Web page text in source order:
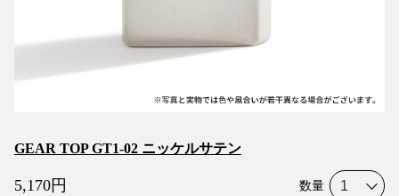
GEAR TOP GT1-02 ニッケルサテン
5,170円 数量